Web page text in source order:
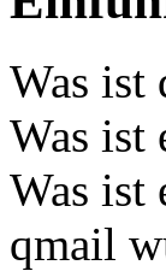
Was ist
Was ist
Was ist
qmail